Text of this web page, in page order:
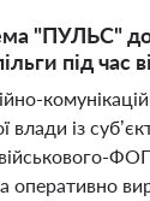
"ПУЛЬС"
під час
влади із
оперативно